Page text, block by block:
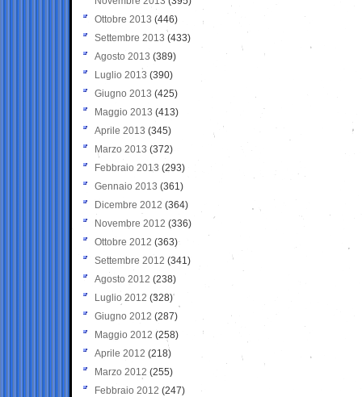
Ottobre 2013 (446)
Settembre 2013 (433)
Agosto 2013 (389)
Luglio 2013 (390)
Giugno 2013 (425)
Maggio 2013 (413)
Aprile 2013 (345)
Marzo 2013 (372)
Febbraio 2013 (293)
Gennaio 2013 (361)
Dicembre 2012 (364)
Novembre 2012 (336)
Ottobre 2012 (363)
Settembre 2012 (341)
Agosto 2012 (238)
Luglio 2012 (328)
Giugno 2012 (287)
Maggio 2012 (258)
Aprile 2012 (218)
Marzo 2012 (255)
Febbraio 2012 (247)